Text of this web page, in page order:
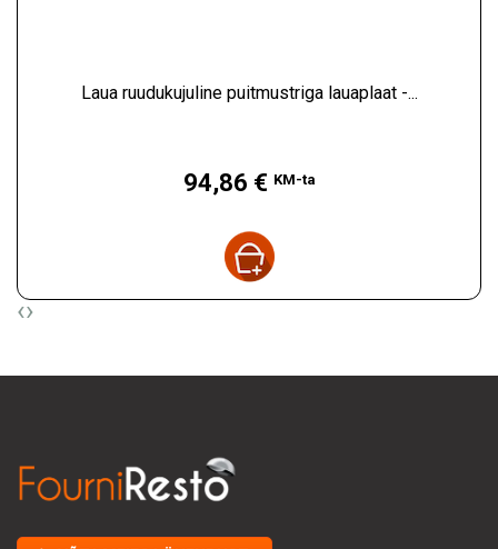
Laua ruudukujuline puitmustriga lauaplaat -...
94,86 € KM-ta
‹›